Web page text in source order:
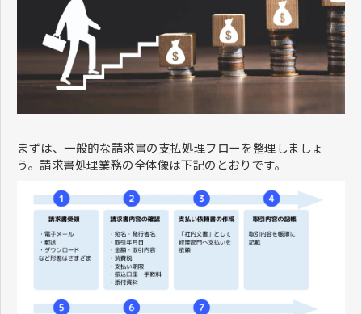
まずは、一般的な請求書の支払処理フローを整理しましょ
う。請求書処理業務の全体像は下記のとおりです。